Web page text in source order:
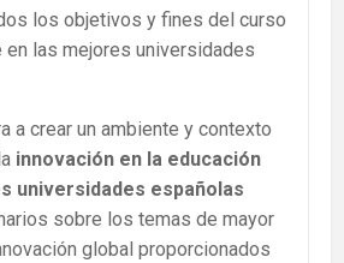
los objetivos y fines del curso
en las mejores universidades
a crear un ambiente y contexto
innovación en la educación
universidades españolas
sobre los temas de mayor
global proporcionados